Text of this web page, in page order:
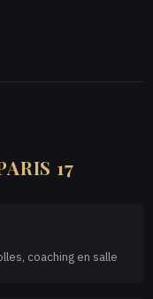
17
coaching en salle